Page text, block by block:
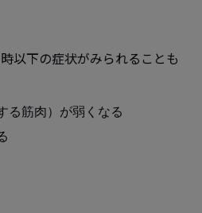
以下の症状がみられることも
る筋肉）が弱くなる